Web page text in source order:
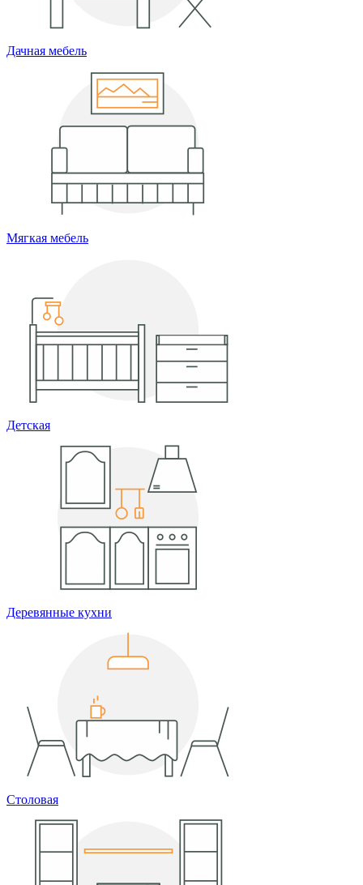
Дачная мебель
Мягкая мебель
Детская
Деревянные кухни
Столовая